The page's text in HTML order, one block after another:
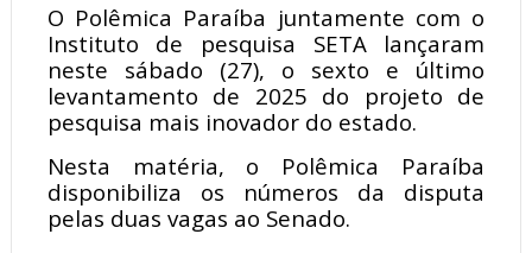
O Polêmica Paraíba juntamente com o
Instituto de pesquisa SETA lançaram
neste sábado (27), o sexto e último
levantamento de 2025 do projeto de
pesquisa mais inovador do estado.
Nesta matéria, o Polêmica Paraíba
disponibiliza os números da disputa
pelas duas vagas ao Senado.